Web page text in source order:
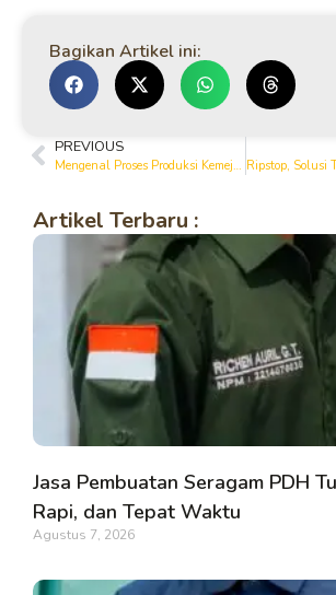
Bagikan Artikel ini:
PREVIOUS
Mengenal Proses Produksi Kemeja PDH dari Awal hingga Siap Pakai
Artikel Terbaru :
Jasa Pembuatan Seragam PDH
Rapi, dan Tepat Waktu
Agustus 7, 2026